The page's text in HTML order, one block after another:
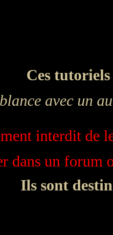
Ces
avec un
interdit de
dans un forum
Ils sont